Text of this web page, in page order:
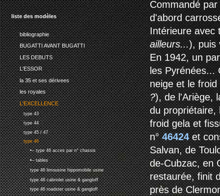
liste des modèles
bibliographie
BUGATTI AVANT BUGATTI
LES DEBUTS
L'ESSOR
la 35 et ses dérivees
les royales
L'EXCELLENCE
type 43
type 44
type 45 / 47
type 46
•-- type 46 acces par n° chassis
•-- tables
type 46 limousine hippomobile usine
type 46 cabriolet usine & gangloff
type 46 roadster usine & gangloff
Commandé
d'abord
Intérieure avec
ailleurs...), puis
En 1942, un
les Pyrénées...
neige et le
?), de l'Ariège,
du propriétaire,
froid gela et
n°46424et
Salvan, de
de-Cubzac, en
restaurée, finit
près de